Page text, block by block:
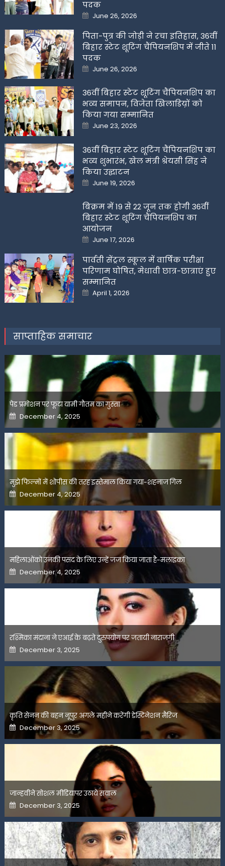
पदक
Posted
on
June 26, 2026
पिता-पुत्र की जोड़ी ने रचा इतिहास, 36वीं
बिहार स्टेट शूटिंग चैंपियनशिप में जीते 11
पदक
Posted
on
June 26, 2026
36वीं बिहार स्टेट शूटिंग चैंपियनशिप का
भव्य समापन, विजेता खिलाडिय़ों को
किया गया सम्मानित
Posted
on
June 23, 2026
36वीं बिहार स्टेट शूटिंग चैंपियनशिप का
भव्य शुभारंभ, खेल मंत्री श्रेयसी सिंह ने
किया उद्घाटन
Posted
on
June 19, 2026
बिक्रम में 19 से 22 जून तक होगी 36वीं
बिहार स्टेट शूटिंग चैंपियनशिप का
आयोजन
Posted
on
June 17, 2026
पार्वती सेंट्रल स्कूल में वार्षिक परीक्षा
परिणाम घोषित, मेधावी छात्र-छात्राएं हुए
सम्मानित
Posted
on
April 1, 2026
साप्ताहिक समाचार
पेड प्रमोशन पर फूटा यामी गौतम का गुस्सा
Posted
on
December 4, 2025
मुझे फिल्मों में शोपीस की तरह इस्तेमाल किया गया-शहनाज गिल
Posted
on
December 4, 2025
महिलाओंको उनकी पसंद के लिए उन्हें जज किया जाता है-मलाइका
Posted
on
December 4, 2025
रश्मिका मंदाना ने एआई के बढ़ते दुरुपयोग पर जतायी नाराजगी
Posted
on
December 3, 2025
कृति सेनन की बहन नूपुर अगले महीने करेंगी डेस्टिनेशन मैरिज
Posted
on
December 3, 2025
जान्हवीने सोशल मीडियापर उठाये सवाल
Posted
on
December 3, 2025